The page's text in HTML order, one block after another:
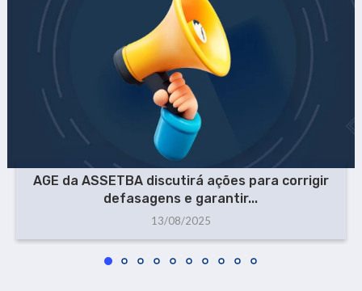
AGE da ASSETBA discutirá ações para corrigir
defasagens e garantir...
13/08/2025